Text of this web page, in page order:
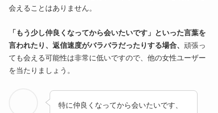
会えることはありません。
「もう少し仲良くなってから会いたいです」といった言葉を
言われたり、返信速度がバラバラだったりする場合、 頑張っ
ても会える可能性は非常に低いですので、他の女性ユーザー
を当たりましょう。
特に仲良くなってから会いたいです、